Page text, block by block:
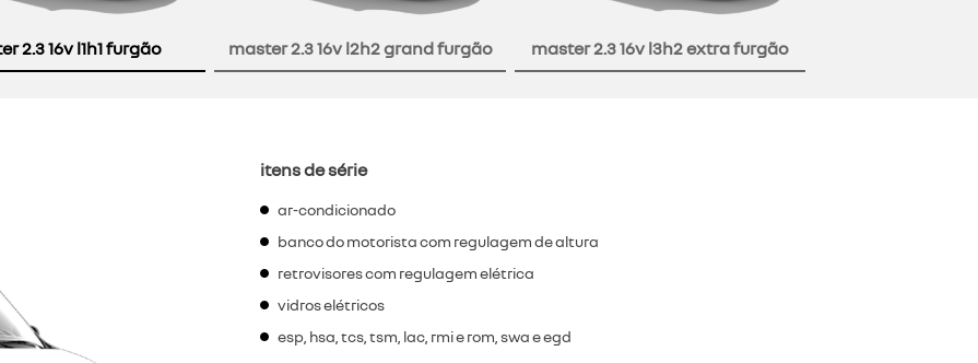
2.3 16v l1h1 furgão master 2.3 16v l2h2 grand furgão master 2.3 16v l3h2 extra furgão
itens de série
ar-condicionado
banco do motorista com regulagem de altura
retrovisores com regulagem elétrica
vidros elétricos
esp, hsa, tcs, tsm, lac, rmi e rom, swa e egd